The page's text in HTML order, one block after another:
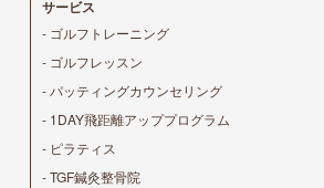
サービス
- ゴルフトレーニング
- ゴルフレッスン
- パッティングカウンセリング
- 1DAY飛距離アッププログラム
- ピラティス
- TGF鍼灸整骨院